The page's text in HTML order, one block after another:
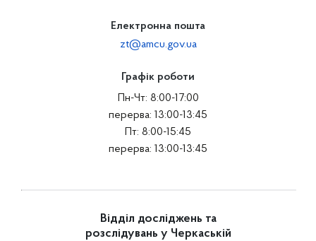
Електронна пошта
zt@amcu.gov.ua
Графік роботи
Пн-Чт: 8:00-17:00
перерва: 13:00-13:45
Пт: 8:00-15:45
перерва: 13:00-13:45
Відділ досліджень та
розслідувань у Черкаській